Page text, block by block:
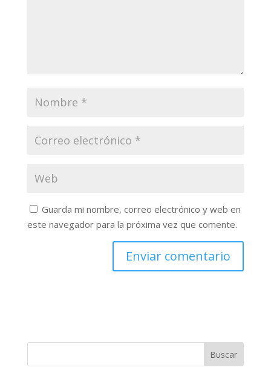
Guarda mi nombre, correo electrónico y web en
este navegador para la próxima vez que comente.
Buscar